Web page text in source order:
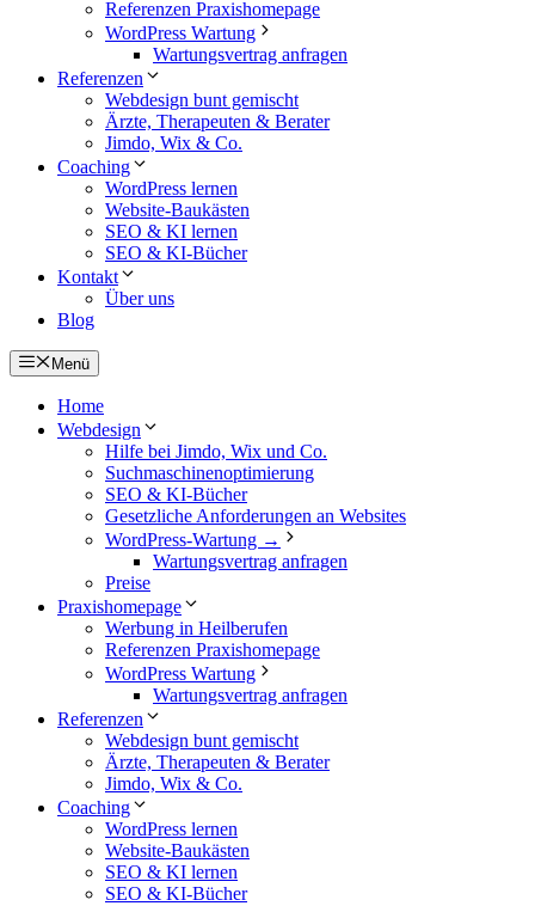
Referenzen Praxishomepage
WordPress Wartung
Wartungsvertrag anfragen
Referenzen
Webdesign bunt gemischt
Ärzte, Therapeuten & Berater
Jimdo, Wix & Co.
Coaching
WordPress lernen
Website-Baukästen
SEO & KI lernen
SEO & KI-Bücher
Kontakt
Über uns
Blog
Menü
Home
Webdesign
Hilfe bei Jimdo, Wix und Co.
Suchmaschinen­optimierung
SEO & KI-Bücher
Gesetzliche Anforderungen an Websites
WordPress-Wartung →
Wartungsvertrag anfragen
Preise
Praxishomepage
Werbung in Heilberufen
Referenzen Praxishomepage
WordPress Wartung
Wartungsvertrag anfragen
Referenzen
Webdesign bunt gemischt
Ärzte, Therapeuten & Berater
Jimdo, Wix & Co.
Coaching
WordPress lernen
Website-Baukästen
SEO & KI lernen
SEO & KI-Bücher